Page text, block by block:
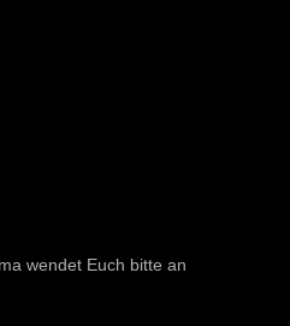
wendet Euch bitte an